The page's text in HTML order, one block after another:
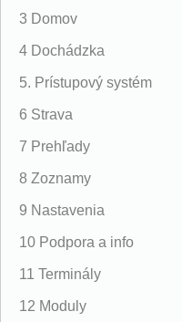
3 Domov
4 Dochádzka
5. Prístupový systém
6 Strava
7 Prehľady
8 Zoznamy
9 Nastavenia
10 Podpora a info
11 Terminály
12 Moduly